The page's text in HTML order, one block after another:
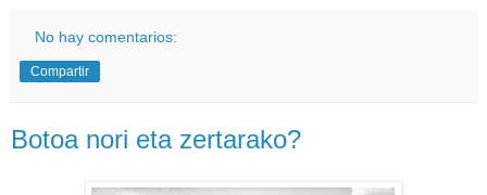
No hay comentarios:
Compartir
Botoa nori eta zertarako?